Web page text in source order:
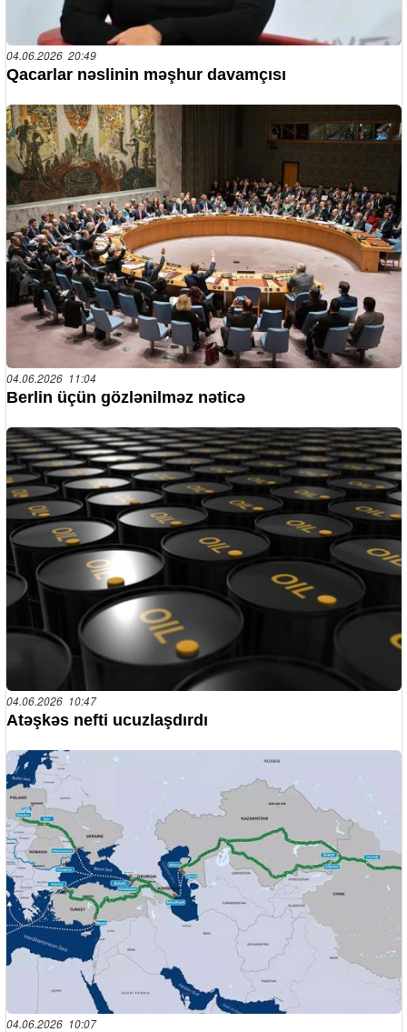
04.06.2026 20:49
Qacarlar nəslinin məşhur davamçısı
04.06.2026 11:04
Berlin üçün gözlənilməz nəticə
04.06.2026 10:47
Atəşkəs nefti ucuzlaşdırdı
04.06.2026 10:07